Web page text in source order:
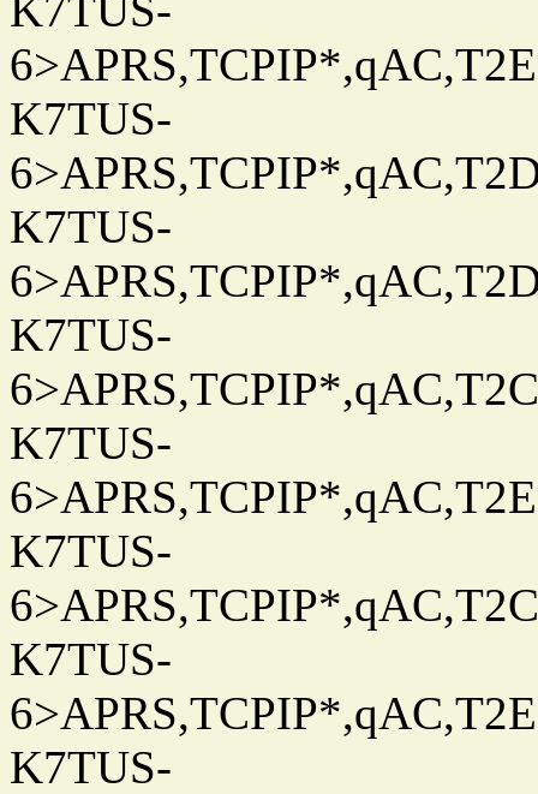
K7TUS-
K7TUS-
K7TUS-
K7TUS-
K7TUS-
K7TUS-
K7TUS-